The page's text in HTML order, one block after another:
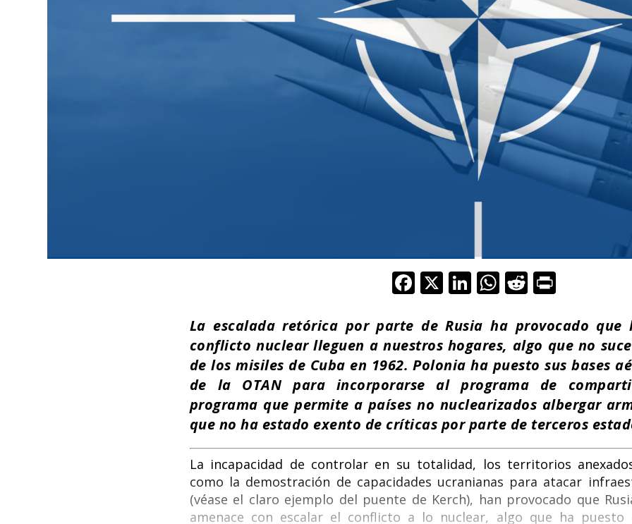
F
e
b
o
o
k
X Li
k
e
dI
n
W
at
s
A
p
p
R
d
di
t
t
La escalada retórica por parte de Rusia ha provocado que
conflicto nuclear lleguen a nuestros hogares, algo que no
de los misiles de Cuba en 1962. Polonia ha puesto sus bases
de la OTAN para incorporarse al programa de
programa que permite a países no nuclearizados albergar
que no ha estado exento de críticas por parte de terceros
La incapacidad de controlar en su totalidad, los territorios
como la demostración de capacidades ucranianas para atacar
(véase el claro ejemplo del puente de Kerch), han provocado que
amenace con escalar el conflicto a lo nuclear, algo que ha puesto